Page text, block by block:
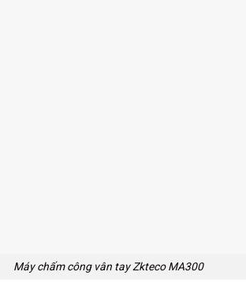
Máy chấm công vân tay Zkteco MA300